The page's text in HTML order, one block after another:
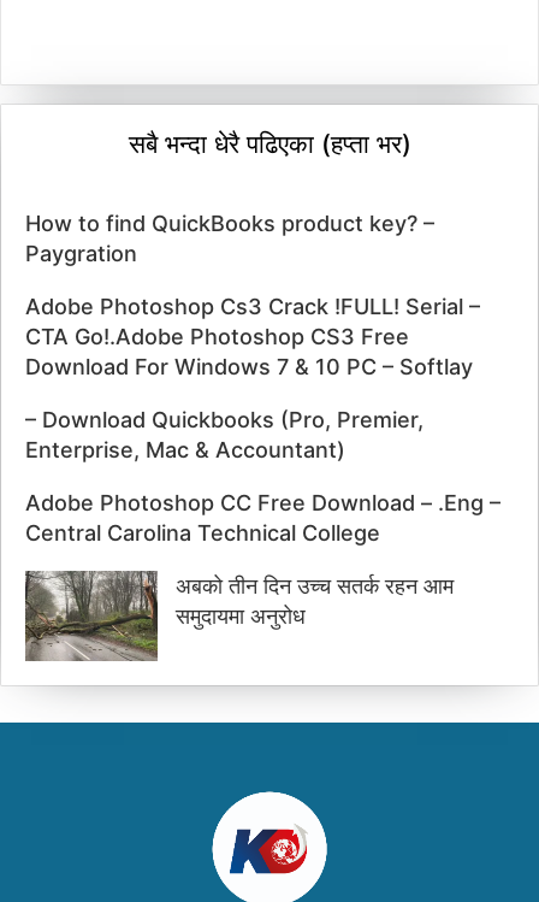
सबै भन्दा धेरै पढिएका (हप्ता भर)
How to find QuickBooks product key? –
Paygration
Adobe Photoshop Cs3 Crack !FULL! Serial –
CTA Go!.Adobe Photoshop CS3 Free
Download For Windows 7 & 10 PC – Softlay
– Download Quickbooks (Pro, Premier,
Enterprise, Mac & Accountant)
Adobe Photoshop CC Free Download – .Eng –
Central Carolina Technical College
अबको तीन दिन उच्च सतर्क रहन आम
समुदायमा अनुरोध